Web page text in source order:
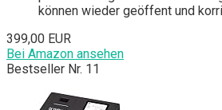
können wieder geöffent und
399,00 EUR
Bei Amazon ansehen
Bestseller Nr. 11